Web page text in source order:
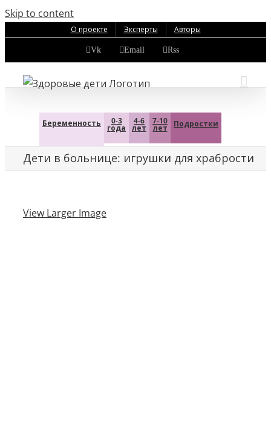
Skip to content
О проекте Эксперты Авторы
Vk Email Rss
Беременность 0-3
года
4-6
лет
7-10
лет Подростки
Дети в больнице: игрушки для храбрости
View Larger Image